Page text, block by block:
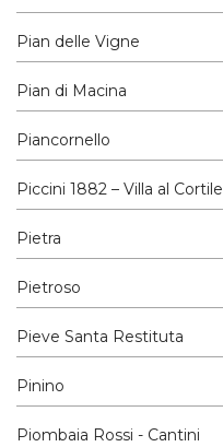
Pian delle Vigne
Pian di Macina
Piancornello
Piccini 1882 – Villa al Cortile
Pietra
Pietroso
Pieve Santa Restituta
Pinino
Piombaia Rossi - Cantini